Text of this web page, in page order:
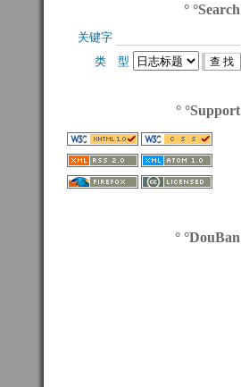
° °Search
关键字
类 型
° °Support
° °DouBan